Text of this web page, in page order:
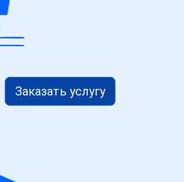
Заказать услугу